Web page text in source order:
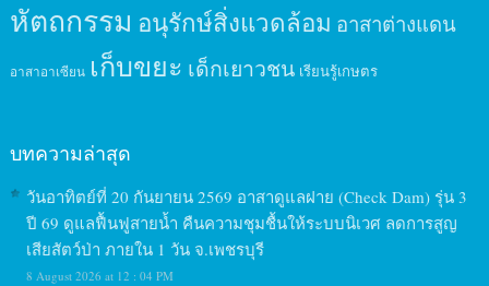
หัตถกรรม อนุรักษ์สิ่งแวดล้อม อาสาต่างแดน
อาสาอาเซียน เก็บขยะ เด็กเยาวชน เรียนรู้เกษตร
บทความล่าสุด
วันอาทิตย์ที่ 20 กันยายน 2569 อาสาดูแลฝาย (Check Dam) รุ่น 3
ปี 69 ดูแลฟื้นฟูสายน้ำ คืนความชุมชื้นให้ระบบนิเวศ ลดการสูญ
เสียสัตว์ป่า ภายใน 1 วัน จ.เพชรบุรี
8 August 2026 at 12 : 04 PM